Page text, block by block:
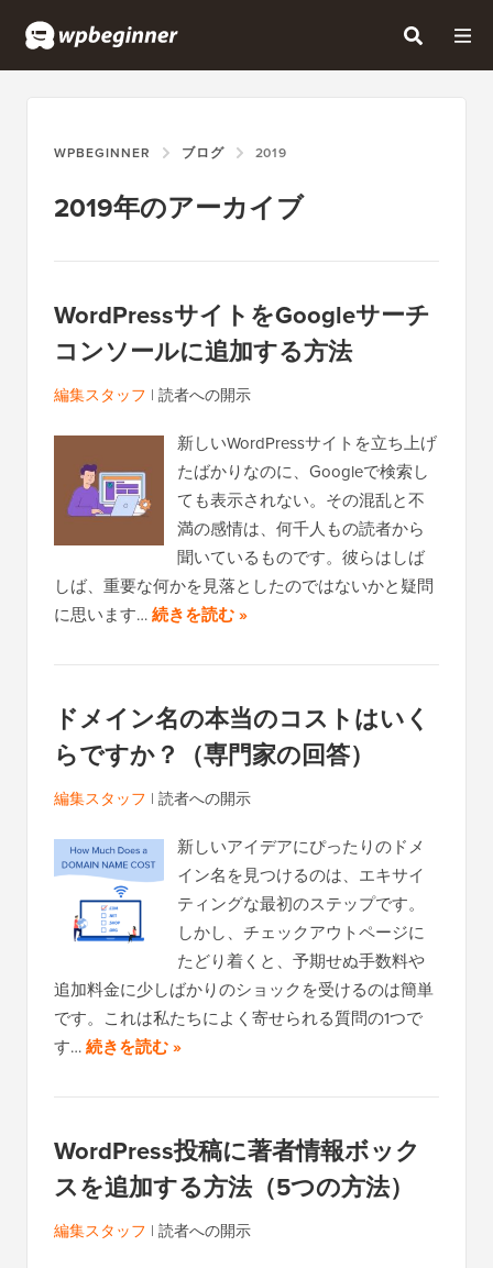
WPBEGINNER ブログ 2019
2019年のアーカイブ
WordPressサイトをGoogleサーチ
コンソールに追加する方法
編集スタッフ | 読者への開示
新しいWordPressサイトを立ち上げ
たばかりなのに、Googleで検索し
ても表示されない。その混乱と不
満の感情は、何千人もの読者から
聞いているものです。彼らはしば
しば、重要な何かを見落としたのではないかと疑問
に思います…続きを読む »
ドメイン名の本当のコストはいく
らですか？（専門家の回答）
編集スタッフ | 読者への開示
新しいアイデアにぴったりのドメ
イン名を見つけるのは、エキサイ
ティングな最初のステップです。
しかし、チェックアウトページに
たどり着くと、予期せぬ手数料や
追加料金に少しばかりのショックを受けるのは簡単
です。これは私たちによく寄せられる質問の1つで
す…続きを読む »
WordPress投稿に著者情報ボック
スを追加する方法（5つの方法）
編集スタッフ | 読者への開示